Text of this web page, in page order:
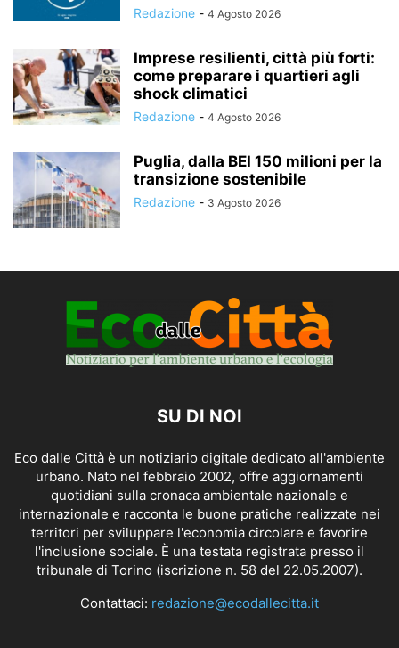
Redazione - 4 Agosto 2026
Imprese resilienti, città più forti:
come preparare i quartieri agli
shock climatici
Redazione - 4 Agosto 2026
Puglia, dalla BEI 150 milioni per la
transizione sostenibile
Redazione - 3 Agosto 2026
SU DI NOI
Eco dalle Città è un notiziario digitale dedicato all'ambiente
urbano. Nato nel febbraio 2002, offre aggiornamenti
quotidiani sulla cronaca ambientale nazionale e
internazionale e racconta le buone pratiche realizzate nei
territori per sviluppare l'economia circolare e favorire
l'inclusione sociale. È una testata registrata presso il
tribunale di Torino (iscrizione n. 58 del 22.05.2007).
Contattaci: redazione@ecodallecitta.it